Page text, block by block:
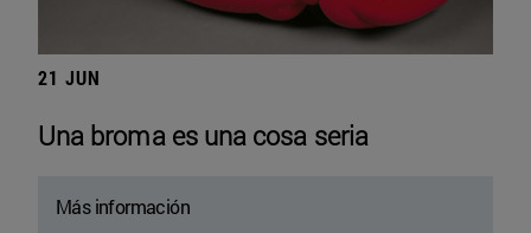
21 JUN
Una broma es una cosa seria
Más información